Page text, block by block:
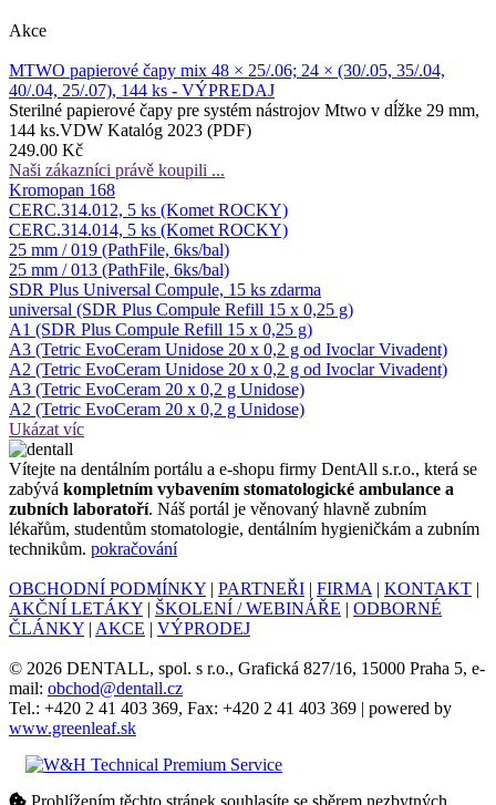
Akce
MTWO papierové čapy mix 48 × 25/.06; 24 × (30/.05, 35/.04,
40/.04, 25/.07), 144 ks - VÝPREDAJ
Sterilné papierové čapy pre systém nástrojov Mtwo v dĺžke 29 mm,
144 ks.VDW Katalóg 2023 (PDF)
249.00 Kč
Naši zákazníci právě koupili ...
Kromopan 168
CERC.314.012, 5 ks (Komet ROCKY)
CERC.314.014, 5 ks (Komet ROCKY)
25 mm / 019 (PathFile, 6ks/bal)
25 mm / 013 (PathFile, 6ks/bal)
SDR Plus Universal Compule, 15 ks zdarma
universal (SDR Plus Compule Refill 15 x 0,25 g)
A1 (SDR Plus Compule Refill 15 x 0,25 g)
A3 (Tetric EvoCeram Unidose 20 x 0,2 g od Ivoclar Vivadent)
A2 (Tetric EvoCeram Unidose 20 x 0,2 g od Ivoclar Vivadent)
A3 (Tetric EvoCeram 20 x 0,2 g Unidose)
A2 (Tetric EvoCeram 20 x 0,2 g Unidose)
Ukázat víc
Ví­tejte na dentálním portálu a e-shopu firmy DentAll s.r.o., která se
zabývá kompletním vybavením stomatologické ambulance a
zubních laboratoří. Náš portál je věnovaný hlavně zubním
lékařům, studentům stomatologie, dentálním hygieničkám a zubním
technikům. pokračování
OBCHODNÍ PODMÍNKY | PARTNEŘI | FIRMA | KONTAKT |
AKČNÍ LETÁKY | ŠKOLENÍ / WEBINÁŘE | ODBORNÉ
ČLÁNKY | AKCE | VÝPRODEJ
© 2026 DENTALL, spol. s r.o., Grafická 827/16, 15000 Praha 5, e-
mail: obchod@dentall.cz
Tel.: +420 2 41 403 369, Fax: +420 2 41 403 369 | powered by
www.greenleaf.sk